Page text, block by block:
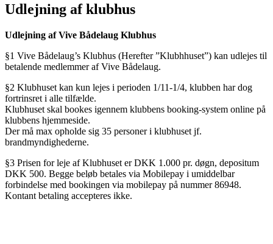
Udlejning af klubhus
Udlejning af Vive Bådelaug Klubhus
§1 Vive Bådelaug’s Klubhus (Herefter ”Klubhhuset”) kan udlejes til
betalende medlemmer af Vive Bådelaug.
§2 Klubhuset kan kun lejes i perioden 1/11-1/4, klubben har dog
fortrinsret i alle tilfælde.
Klubhuset skal bookes igennem klubbens booking-system online på
klubbens hjemmeside.
Der må max opholde sig 35 personer i klubhuset jf.
brandmyndighederne.
§3 Prisen for leje af Klubhuset er DKK 1.000 pr. døgn, depositum
DKK 500. Begge beløb betales via Mobilepay i umiddelbar
forbindelse med bookingen via mobilepay på nummer 86948.
Kontant betaling accepteres ikke.